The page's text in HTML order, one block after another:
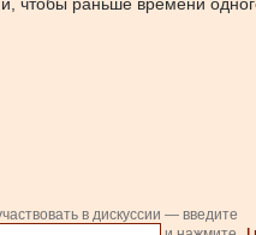
в дискуссии — введите